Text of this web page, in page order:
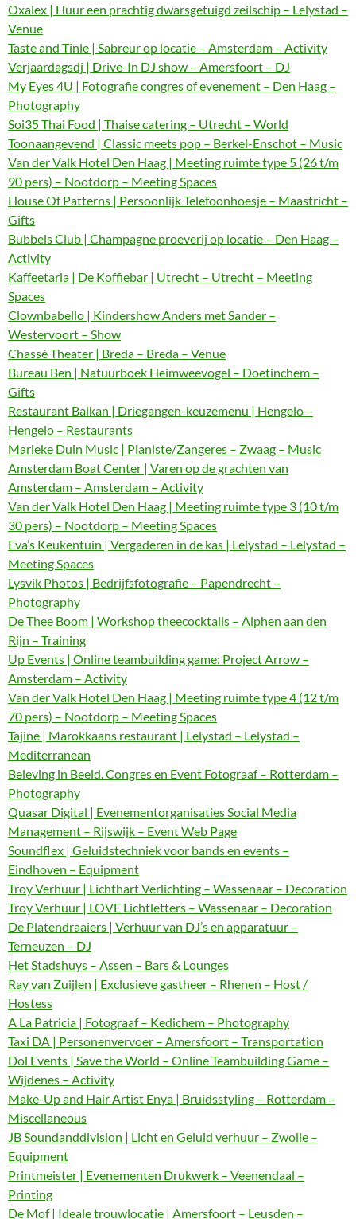
Oxalex | Huur een prachtig dwarsgetuigd zeilschip – Lelystad –
Venue
Taste and Tinle | Sabreur op locatie – Amsterdam – Activity
Verjaardagsdj | Drive-In DJ show – Amersfoort – DJ
My Eyes 4U | Fotografie congres of evenement – Den Haag –
Photography
Soi35 Thai Food | Thaise catering – Utrecht – World
Toonaangevend | Classic meets pop – Berkel-Enschot – Music
Van der Valk Hotel Den Haag | Meeting ruimte type 5 (26 t/m
90 pers) – Nootdorp – Meeting Spaces
House Of Patterns | Persoonlijk Telefoonhoesje – Maastricht –
Gifts
Bubbels Club | Champagne proeverij op locatie – Den Haag –
Activity
Kaffeetaria | De Koffiebar | Utrecht – Utrecht – Meeting
Spaces
Clownbabello | Kindershow Anders met Sander –
Westervoort – Show
Chassé Theater | Breda – Breda – Venue
Bureau Ben | Natuurboek Heimweevogel – Doetinchem –
Gifts
Restaurant Balkan | Driegangen-keuzemenu | Hengelo –
Hengelo – Restaurants
Marieke Duin Music | Pianiste/Zangeres – Zwaag – Music
Amsterdam Boat Center | Varen op de grachten van
Amsterdam – Amsterdam – Activity
Van der Valk Hotel Den Haag | Meeting ruimte type 3 (10 t/m
30 pers) – Nootdorp – Meeting Spaces
Eva’s Keukentuin | Vergaderen in de kas | Lelystad – Lelystad –
Meeting Spaces
Lysvik Photos | Bedrijfsfotografie – Papendrecht –
Photography
De Thee Boom | Workshop theecocktails – Alphen aan den
Rijn – Training
Up Events | Online teambuilding game: Project Arrow –
Amsterdam – Activity
Van der Valk Hotel Den Haag | Meeting ruimte type 4 (12 t/m
70 pers) – Nootdorp – Meeting Spaces
Tajine | Marokkaans restaurant | Lelystad – Lelystad –
Mediterranean
Beleving in Beeld. Congres en Event Fotograaf – Rotterdam –
Photography
Quasar Digital | Evenementorganisaties Social Media
Management – Rijswijk – Event Web Page
Soundflex | Geluidstechniek voor bands en events –
Eindhoven – Equipment
Troy Verhuur | Lichthart Verlichting – Wassenaar – Decoration
Troy Verhuur | LOVE Lichtletters – Wassenaar – Decoration
De Platendraaiers | Verhuur van DJ’s en apparatuur –
Terneuzen – DJ
Het Stadshuys – Assen – Bars & Lounges
Ray van Zuijlen | Exclusieve gastheer – Rhenen – Host /
Hostess
A La Patricia | Fotograaf – Kedichem – Photography
Taxi DA | Personenvervoer – Amersfoort – Transportation
Dol Events | Save the World – Online Teambuilding Game –
Wijdenes – Activity
Make-Up and Hair Artist Enya | Bruidsstyling – Rotterdam –
Miscellaneous
JB Soundanddivision | Licht en Geluid verhuur – Zwolle –
Equipment
Printmeister | Evenementen Drukwerk – Veenendaal –
Printing
De Mof | Ideale trouwlocatie | Amersfoort – Leusden –